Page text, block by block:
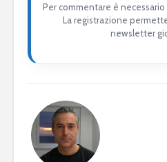
Per commentare è
La registrazione
newsletter